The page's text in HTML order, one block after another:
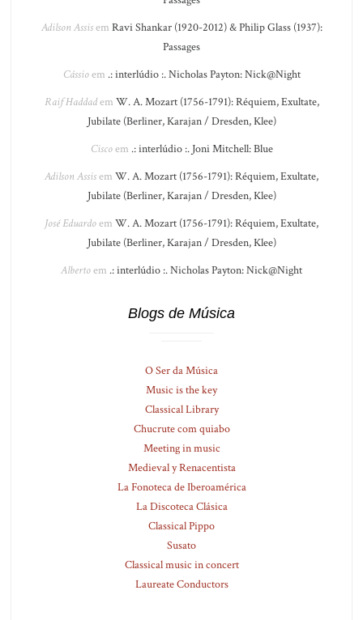
Adilson Assisem Ravi Shankar (1920-2012) & Philip Glass (1937):
Passages
Cássioem .: interlúdio :. Nicholas Payton: Nick@Night
Raif Haddadem W. A. Mozart (1756-1791): Réquiem, Exultate,
Jubilate (Berliner, Karajan / Dresden, Klee)
Ciscoem .: interlúdio :. Joni Mitchell: Blue
Adilson Assisem W. A. Mozart (1756-1791): Réquiem, Exultate,
Jubilate (Berliner, Karajan / Dresden, Klee)
José Eduardoem W. A. Mozart (1756-1791): Réquiem, Exultate,
Jubilate (Berliner, Karajan / Dresden, Klee)
Albertoem .: interlúdio :. Nicholas Payton: Nick@Night
Blogs de Música
O Ser da Música
Music is the key
Classical Library
Chucrute com quiabo
Meeting in music
Medieval y Renacentista
La Fonoteca de Iberoamérica
La Discoteca Clásica
Classical Pippo
Susato
Classical music in concert
Laureate Conductors